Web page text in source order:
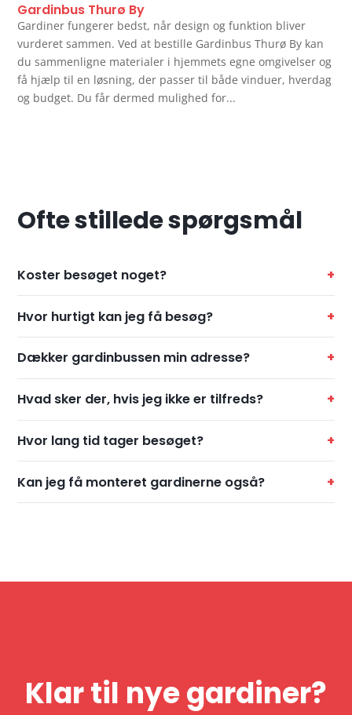
Gardinbus Thurø By
Gardiner fungerer bedst, når design og funktion bliver
vurderet sammen. Ved at bestille Gardinbus Thurø By kan
du sammenligne materialer i hjemmets egne omgivelser og
få hjælp til en løsning, der passer til både vinduer, hverdag
og budget. Du får dermed mulighed for...
Ofte stillede spørgsmål
Koster besøget noget?
Hvor hurtigt kan jeg få besøg?
Dækker gardinbussen min adresse?
Hvad sker der, hvis jeg ikke er tilfreds?
Hvor lang tid tager besøget?
Kan jeg få monteret gardinerne også?
Klar til nye gardiner?